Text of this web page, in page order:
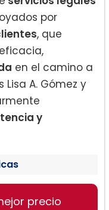
por
, que
en el camino a
A. Gómez y
y
precio